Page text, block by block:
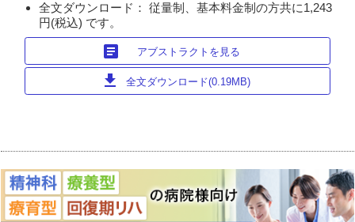
全文ダウンロード： 従量制、基本料金制の方共に1,243
円(税込) です。
article アブストラクトを見る
download 全文ダウンロード(0.19MB)